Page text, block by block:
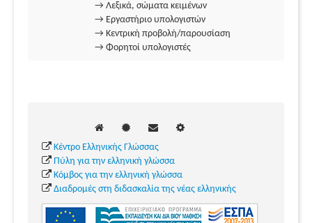
→ Λεξικά, σώματα κειμένων
→ Εργαστήριο υπολογιστών
→ Κεντρική προβολή/παρουσίαση
→ Φορητοί υπολογιστές
Κέντρο Ελληνικής Γλώσσας
Πύλη για την ελληνική γλώσσα
Κόμβος για την ελληνική γλώσσα
Διαδρομές στη διδασκαλία της νέας ελληνικής